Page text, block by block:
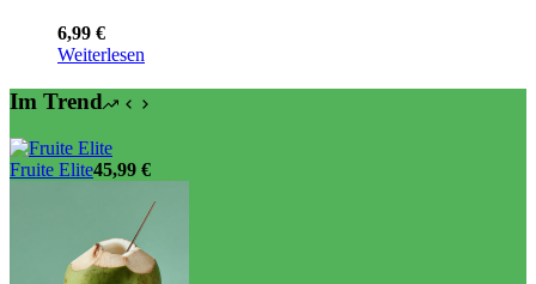
6,99 €
Weiterlesen
Im Trend
Fruite Elite45,99 €